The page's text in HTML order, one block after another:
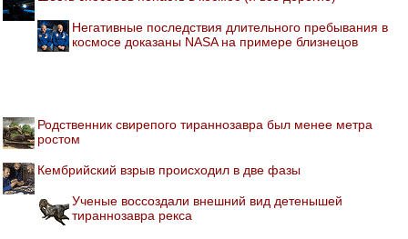
Негативные последствия длительного пребывания в
космосе доказаны NASA на примере близнецов
Родственник свирепого тираннозавра был менее метра
ростом
Кембрийский взрыв происходил в две фазы
Ученые воссоздали внешний вид детенышей
тираннозавра рекса